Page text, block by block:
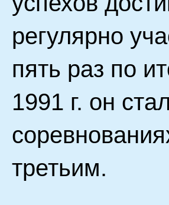
регулярно
пять раз по
1991 г. он
третьим.